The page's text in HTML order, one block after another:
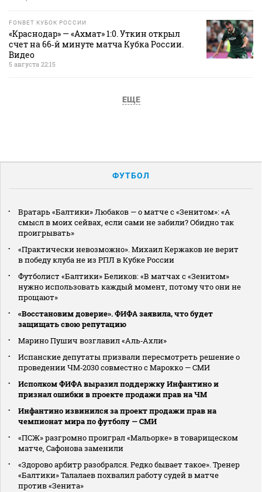
FONBET КУБОК РОССИИ
«Краснодар» — «Ахмат» 1:0. Уткин открыл
счет на 66‑й минуте матча Кубка России.
Видео
5 августа 22:15
ЕЩЕ
ФУТБОЛ
Вратарь «Балтики» Любаков — о матче с «Зенитом»: «А
смысл в моих сейвах, если сами не забили? Обидно так
проигрывать»
«Практически невозможно». Михаил Кержаков не верит
в победу клуба не из РПЛ в Кубке России
Футболист «Балтики» Беликов: «В матчах с «Зенитом»
нужно использовать каждый момент, потому что они не
прощают»
«Восстановим доверие». ФИФА заявила, что будет
защищать свою репутацию
Марино Пушич возглавил «Аль‑Ахли»
Испанские депутаты призвали пересмотреть решение о
проведении ЧМ‑2030 совместно с Марокко — СМИ
Исполком ФИФА выразил поддержку Инфантино и
признал ошибки в проекте продажи прав на ЧМ
Инфантино извинился за проект продажи прав на
чемпионат мира по футболу — СМИ
«ПСЖ» разгромно проиграл «Мальорке» в товарищеском
матче, Сафонова заменили
«Здорово арбитр разобрался. Редко бывает такое». Тренер
«Балтики» Талалаев похвалил работу судей в матче
против «Зенита»